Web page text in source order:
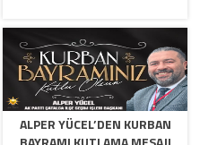
ALPER YÜCEL’DEN KURBAN